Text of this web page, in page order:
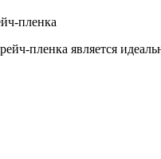
пленка
пленка является